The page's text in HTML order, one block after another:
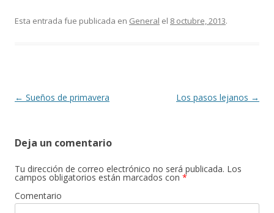
e
k
itt m
r
Esta entrada fue publicada en General el 8 octubre, 2013.
Navegación
← Sueños de primavera Los pasos lejanos →
Deja un comentario
Tu dirección de correo electrónico no será publicada. Los
campos obligatorios están marcados con *
Comentario